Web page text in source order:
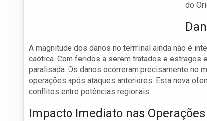
do
A magnitude dos danos no terminal ainda não é
caótica. Com feridos a serem tratados e estragos
paralisada. Os danos ocorreram precisamente no
operações após ataques anteriores. Esta nova
conflitos entre potências regionais.
Impacto Imediato nas